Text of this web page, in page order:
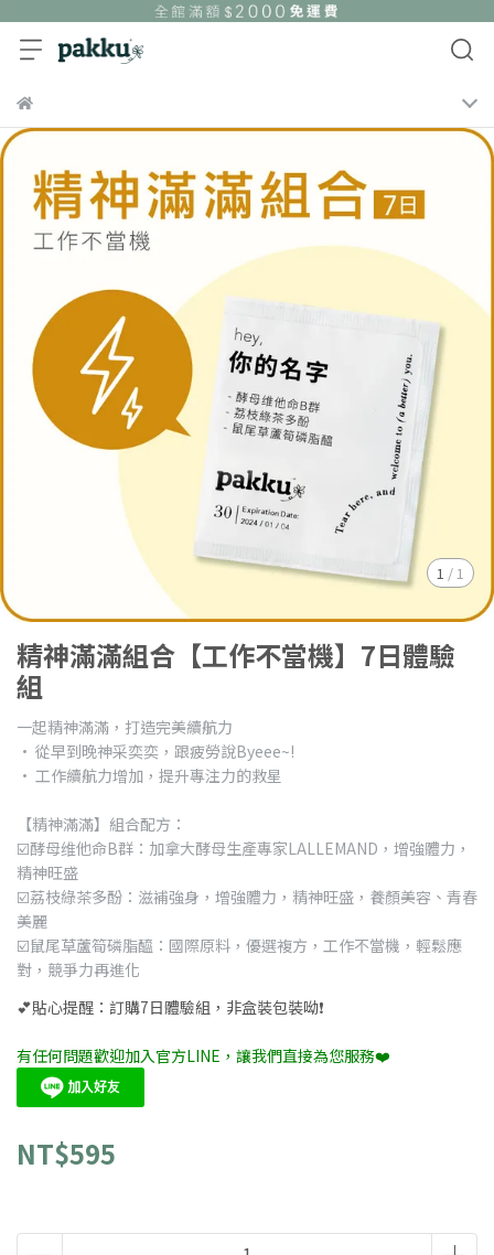
1 /1
精神滿滿組合【工作不當機】7日體驗
組
一起精神滿滿，打造完美續航力
· 從早到晚神采奕奕，跟疲勞說Byeee~!
· 工作續航力增加，提升專注力的救星
【精神滿滿】組合配方：
☑️酵母维他命B群：加拿大酵母生產專家LALLEMAND，增強體力，
精神旺盛
☑️荔枝綠茶多酚：滋補強身，增強體力，精神旺盛，養顏美容、青春
美麗
☑️鼠尾草蘆筍磷脂醯：國際原料，優選複方，工作不當機，輕鬆應
對，競爭力再進化
💕貼心提醒：訂購7日體驗組，非盒裝包裝呦❗️
有任何問題歡迎加入官方LINE，讓我們直接為您服務❤️
NT$595